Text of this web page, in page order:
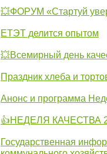
💥ФОРУМ «Стартуй
ЕТЭТ делится опытом
💥Всемирный день
Праздник хлеба и
Анонс и программа
👍НЕДЕЛЯ КАЧЕСТВА
Государственная